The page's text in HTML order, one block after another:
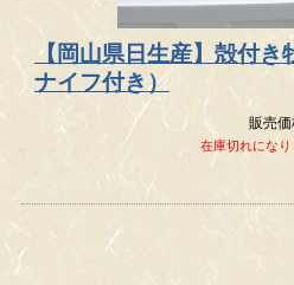
【岡山県日生産】殻付き
ナイフ付き）
販売価
在庫切れになり